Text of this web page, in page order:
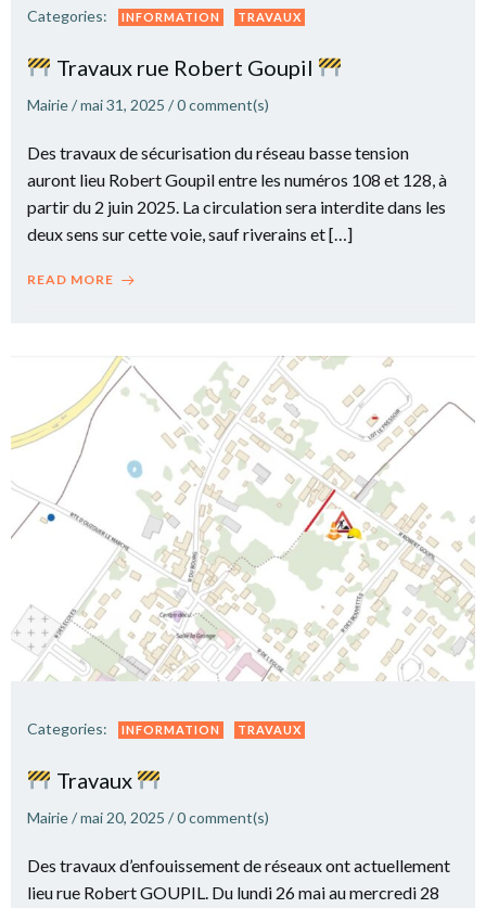
Categories: INFORMATION TRAVAUX
Travaux rue Robert Goupil
Mairie/mai 31, 2025 /0comment(s)
Des travaux de sécurisation du réseau basse tension
auront lieu Robert Goupil entre les numéros 108 et 128, à
partir du 2 juin 2025. La circulation sera interdite dans les
deux sens sur cette voie, sauf riverains et […]
READ MORE
Categories: INFORMATION TRAVAUX
Travaux
Mairie/mai 20, 2025 /0comment(s)
Des travaux d’enfouissement de réseaux ont actuellement
lieu rue Robert GOUPIL. Du lundi 26 mai au mercredi 28